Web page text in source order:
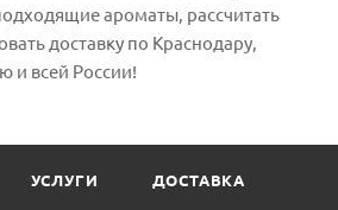
ароматы, рассчитать
доставку по Краснодару,
и всей России!
УСЛУГИ ДОСТАВКА